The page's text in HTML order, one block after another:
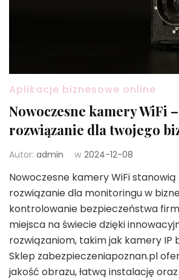
Aplikacje biznesowe online
Nowoczesne kamery WiFi
rozwiązanie dla twojego
Autor: admin w 2024-12-08
Nowoczesne kamery WiFi
rozwiązanie dla monitoringu w
kontrolowanie bezpieczeństwa
miejsca na świecie dzięki
rozwiązaniom, takim jak kamery IP
Sklep zabezpieczeniapoznan.pl
jakość obrazu, łatwą instalację